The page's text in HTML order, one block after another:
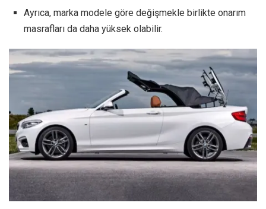
Ayrıca, marka modele göre değişmekle birlikte onarım
masrafları da daha yüksek olabilir.